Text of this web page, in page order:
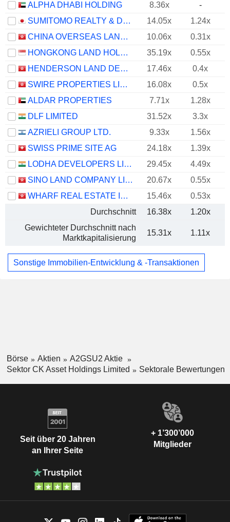
ALPHA DHABI HOLDING
8.36x
-
SUMITOMO REALTY & DEVELOPMENT CO., LTD.
14.05x
1.24x
CHINA OVERSEAS LAND & INVESTMENT LIMITED
10.06x 0.31x
HONGKONG LAND HOLDINGS LIMITED
35.19x
0.55x
HENDERSON LAND DEVELOPMENT COMPANY LIMITED
17.46x
0.4x
SWIRE PROPERTIES LIMITED
16.08x
0.5x
ALDAR PROPERTIES
7.71x
1.28x
DLF LIMITED
31.52x
3.3x
AZRIELI GROUP LTD.
9.33x
1.56x
SWISS PRIME SITE AG
24.18x
1.39x
LODHA DEVELOPERS LIMITED
29.45x
4.49x
SINO LAND COMPANY LIMITED
20.67x
0.55x
WHARF REAL ESTATE INVESTMENT COMPANY LIMITED
15.46x
0.53x
Durchschnitt
16.38x
1.20x
Gewichteter Durchschnitt nach
Marktkapitalisierung
15.31x 1.11x
Sonstige Immobilien-Entwicklung & -Transaktionen
Börse Aktien
A2GSU2 Aktie
Sektor CK Asset Holdings Limited
Sektorale Bewertungen
Seit über 20 Jahren
an Ihrer Seite
+ 1’300’000
Mitglieder